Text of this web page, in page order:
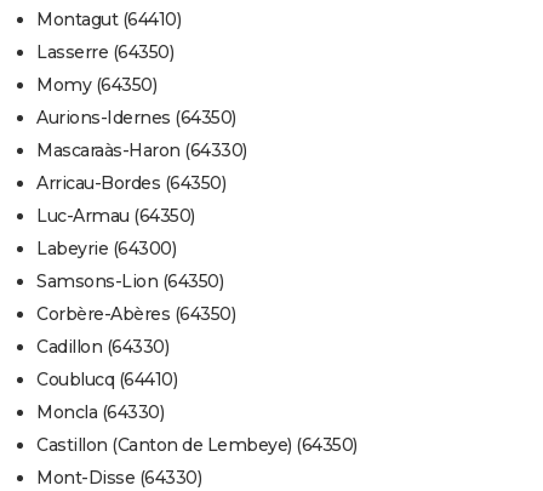
Montagut (64410)
Lasserre (64350)
Momy (64350)
Aurions-Idernes (64350)
Mascaraàs-Haron (64330)
Arricau-Bordes (64350)
Luc-Armau (64350)
Labeyrie (64300)
Samsons-Lion (64350)
Corbère-Abères (64350)
Cadillon (64330)
Coublucq (64410)
Moncla (64330)
Castillon (Canton de Lembeye) (64350)
Mont-Disse (64330)